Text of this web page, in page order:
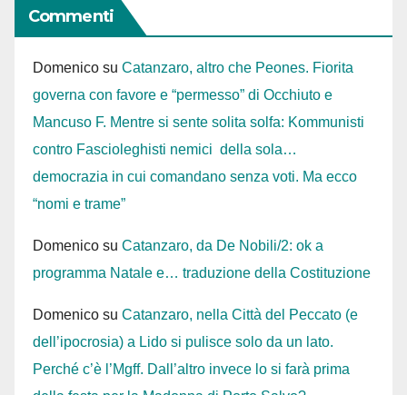
Commenti
Domenico su Catanzaro, altro che Peones. Fiorita
governa con favore e “permesso” di Occhiuto e
Mancuso F. Mentre si sente solita solfa: Kommunisti
contro Fascioleghisti nemici della sola…
democrazia in cui comandano senza voti. Ma ecco
“nomi e trame”
Domenico su Catanzaro, da De Nobili/2: ok a
programma Natale e… traduzione della Costituzione
Domenico su Catanzaro, nella Città del Peccato (e
dell’ipocrosia) a Lido si pulisce solo da un lato.
Perché c’è l’Mgff. Dall’altro invece lo si farà prima